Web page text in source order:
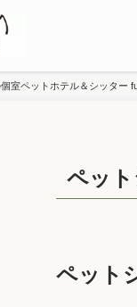
室ペットホテル＆シッター
ペッ
ペット